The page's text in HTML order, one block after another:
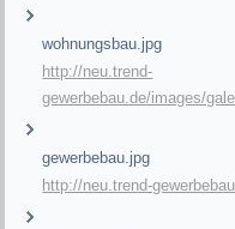
wohnungsbau.jpg
http://neu.trend-
gewerbebau.de/images/
gewerbebau.jpg
http://neu.trend-